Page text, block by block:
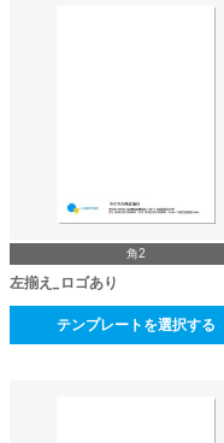
角2
左揃え_ロゴあり
テンプレートを選択する